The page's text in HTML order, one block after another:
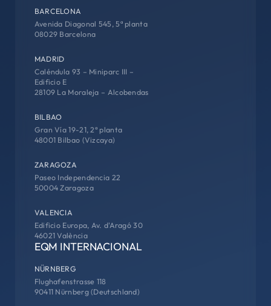
BARCELONA
Avenida Diagonal 545, 5ª planta
08029 Barcelona
MADRID
Caléndula 93 – Miniparc III –
Edificio E
28109 La Moraleja – Alcobendas
BILBAO
Gran Vía 19-21, 2ª planta
48001 Bilbao (Vizcaya)
ZARAGOZA
Paseo Independencia 22
50004 Zaragoza
VALENCIA
Edificio Europa, Av. d'Aragó 30
46021 València
EQM INTERNACIONAL
NÜRNBERG
Flughafenstrasse 118
90411 Nürnberg (Deutschland)